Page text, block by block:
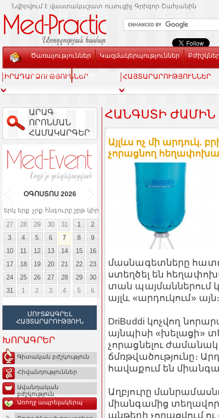
Նվիրվում է վաստակաշատ ուսուցիչ Գրիգոր Շահյանին
Ծառայություններ Կազմակերպություններ
Տեսասրահ Կապ
ԻՐԱԴԱՐՁՈՒԹՅՈՒՆՆԵՐ ՀԱՅՏԱՐԱՐՈՒԹՅՈՒՆՆԵՐ
ԱՐԱԳ
ՈՐՈՆՄԱՆ
ՀԱՄԱԿԱՐԳԵՐ
ՕԳՈՍՏՈՍ 2026
երկ երք չրք հնգուրբ շբթ կիր
27
28 29 30 31 1
2
3
4 5 6 7 8
9
10
11 12 13 14 15
16
17
18 19 20 21 22
23
24
25 26 27 28 29
30
31
1 2 3 4 5 6
ՄՈՒՏՔԱԳՐԵԼ
ՀԱՅՏԱՐԱՐՈՒԹՅՈՒՆ
ԽՈՐԱԳՐԵՐ
Գիտական բժշկություն
Հիվանդություններ
Ավանդական
բժշկություն
Առողջ ապրելակերպ
ՀԱՆԳՍՏԻ ԺԱՄԻՆ
Այլևս ոչ մի արդուկ.
չորացնող
մասնագետները
ստեղծել են
տան պայմաններում
այլև «արդուկում»
DriBuddi կոչվող
այնպիսի «խելացի»
չորացնելու
ճմռթվածությունը։
հավաքում են
Աղբյուրը
միանգամից
անթերի չորացվում ու